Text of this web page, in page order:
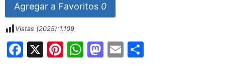
Agregar a Favoritos 0
Vistas (2025):1.109
F X Pi W M E S